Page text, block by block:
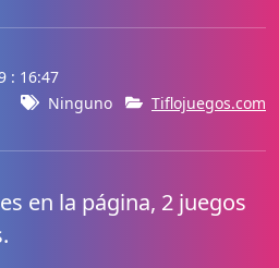
: 16:47
Ninguno
Tiflojuegos.com
en la página, 2 juegos